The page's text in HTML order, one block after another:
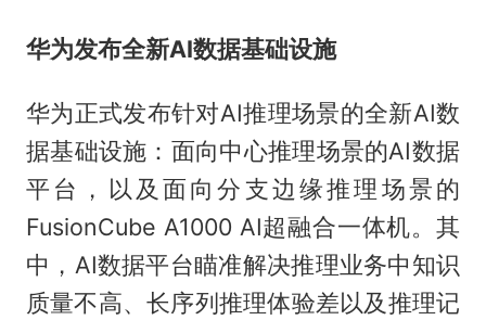
华为发布全新AI数据基础设施
华为正式发布针对AI推理场景的全新AI数
据基础设施：面向中心推理场景的AI数据
平台，以及面向分支边缘推理场景的
FusionCube A1000 AI超融合一体机。其
中，AI数据平台瞄准解决推理业务中知识
质量不高、长序列推理体验差以及推理记